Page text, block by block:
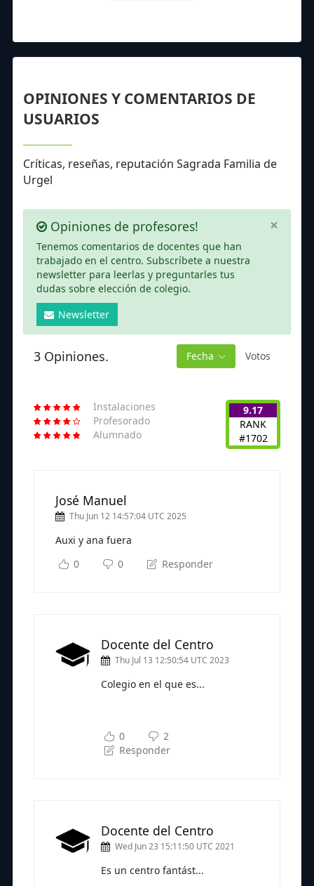
OPINIONES Y COMENTARIOS DE
USUARIOS
Críticas, reseñas, reputación Sagrada Familia de
Urgel
×
Opiniones de profesores!
Tenemos comentarios de docentes que han
trabajado en el centro. Subscríbete a nuestra
newsletter para leerlas y preguntarles tus
dudas sobre elección de colegio.
Newsletter
3 Opiniones. Fecha Votos
Instalaciones
Profesorado
Alumnado
9.17
RANK
#1702
José Manuel
Thu Jun 12 14:57:04 UTC 2025
Auxi y ana fuera
0
0 Responder
Docente del Centro
Thu Jul 13 12:50:54 UTC 2023
Colegio en el que es...
0
2
Responder
Docente del Centro
Wed Jun 23 15:11:50 UTC 2021
Es un centro fantást...